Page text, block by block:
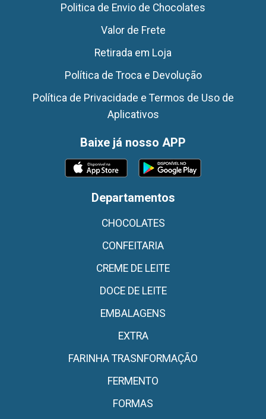
Politica de Envio de Chocolates
Valor de Frete
Retirada em Loja
Política de Troca e Devolução
Política de Privacidade e Termos de Uso de
Aplicativos
Baixe já nosso APP
Departamentos
CHOCOLATES
CONFEITARIA
CREME DE LEITE
DOCE DE LEITE
EMBALAGENS
EXTRA
FARINHA TRASNFORMAÇÃO
FERMENTO
FORMAS